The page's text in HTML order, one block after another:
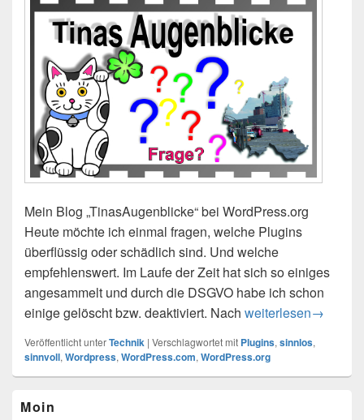
Mein Blog „TinasAugenblicke“ bei WordPress.org
Heute möchte ich einmal fragen, welche Plugins
überflüssig oder schädlich sind. Und welche
empfehlenswert. Im Laufe der Zeit hat sich so einiges
angesammelt und durch die DSGVO habe ich schon
einige gelöscht bzw. deaktiviert. Nach Welche Plugins
weiterlesen→
Veröffentlicht unterTechnik | Verschlagwortet mit Plugins, sinnlos,
sinnvoll, Wordpress, WordPress.com, WordPress.org
Seitenleisten-
Moin